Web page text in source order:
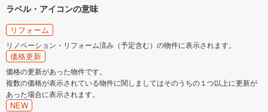
ラベル・アイコンの意味
リフォーム
リノベーション・リフォーム済み（予定含む）の物件に表示されます。
価格更新
価格の更新があった物件です。
複数の価格が表示されている物件に関しましてはそのうちの１つ以上に更新が
あった場合に表示されます。
NEW